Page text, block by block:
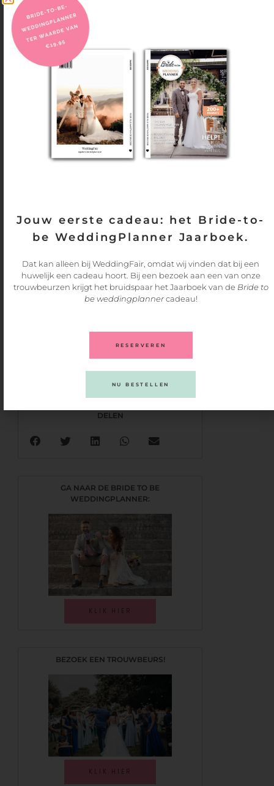
DELEN
GA NAAR DE BRIDE TO BE
WEDDINGPLANNER:
KLIK HIER
BEZOEK EEN TROUWBEURS!
KLIK HIER
Bekijkhier de komende WeddingFairs
Trouwschoenen voor de bruidegom
Trouwschoenen vinden voor de bruidegom is net zo belangrijk
als voor de bruid! Heeft jou aanstaande man nog geen
trouwschoenen kunnen vinden? Neem danhiereen kijkje!
Het kiezen van de perfecte trouwschoenen blijft lastig! Wij
Jouw eerste cadeau: het Bride-to-
be WeddingPlanner Jaarboek.
Dat kan alleen bij WeddingFair, omdat wij vinden dat bij een
huwelijk een cadeau hoort. Bij een bezoek aan een van onze
trouwbeurzen krijgt het bruidspaar het Jaarboek van de Bride to
be weddingplannercadeau!
RESERVEREN
NU BESTELLEN